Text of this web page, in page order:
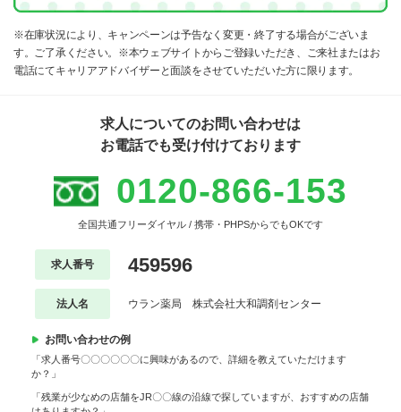
※在庫状況により、キャンペーンは予告なく変更・終了する場合がございま
す。ご了承ください。※本ウェブサイトからご登録いただき、ご来社またはお
電話にてキャリアアドバイザーと面談をさせていただいた方に限ります。
求人についてのお問い合わせは
お電話でも受け付けております
0120-866-153
全国共通フリーダイヤル / 携帯・PHPSからでもOKです
求人番号 459596
法人名 ウラン薬局 株式会社大和調剤センター
お問い合わせの例
「求人番号〇〇〇〇〇〇に興味があるので、詳細を教えていただけます
か？」
「残業が少なめの店舗をJR〇〇線の沿線で探していますが、おすすめの店舗